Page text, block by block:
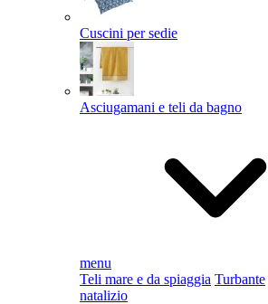
Cuscini per sedie
Asciugamani e teli da bagno
menu
Teli mare e da spiaggia Turbante
natalizio